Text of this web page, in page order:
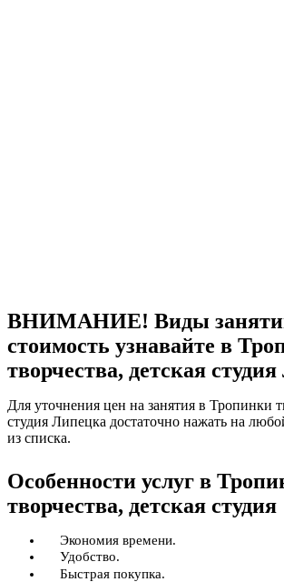
ВНИМАНИЕ! Виды
стоимость узнавайте в
творчества, детская
Для уточнения цен на занятия в Тропинки
студия Липецка достаточно нажать на
из списка.
Особенности услуг в
творчества, детская студия
Экономия времени.
Удобство.
Быстрая покупка.